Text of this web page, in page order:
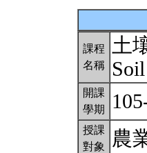
課程
名稱
土
開課
學期
授課
對象
農